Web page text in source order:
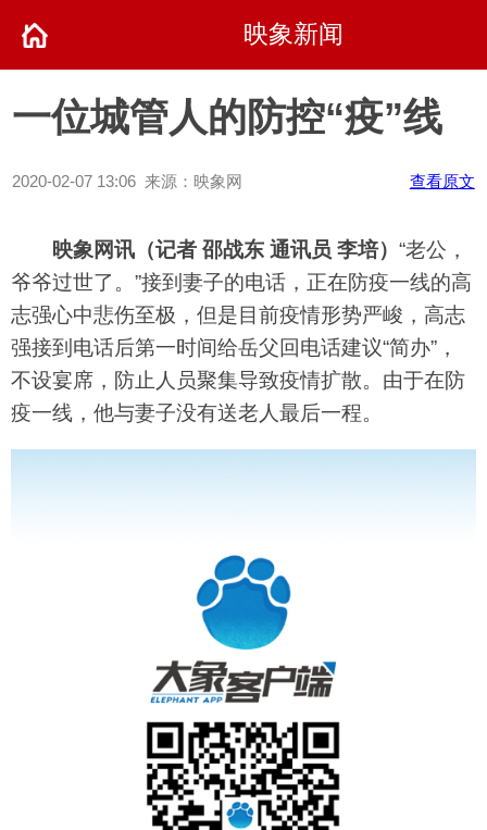
映象新闻
一位城管人的防控“疫”线
2020-02-07 13:06 来源：映象网 查看原文
映象网讯（记者 邵战东 通讯员 李培） “老公，
爷爷过世了。”接到妻子的电话，正在防疫一线的高
志强心中悲伤至极，但是目前疫情形势严峻，高志
强接到电话后第一时间给岳父回电话建议“简办”，
不设宴席，防止人员聚集导致疫情扩散。由于在防
疫一线，他与妻子没有送老人最后一程。